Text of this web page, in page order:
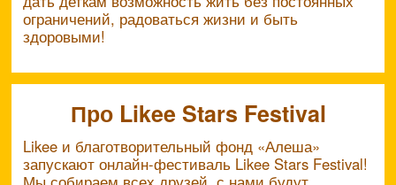
ограничений, радоваться жизни и быть
здоровыми!
Про Likee Stars Festival
Likee и благотворительный фонд «Алеша»
запускают онлайн-фестиваль Likee Stars Festival!